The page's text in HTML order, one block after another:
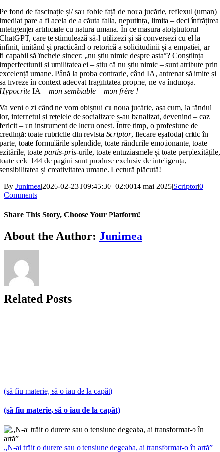
Pe fond de fascinație și/ sau fobie față de noua jucărie, reflexul (uman)
imediat pare a fi acela de a căuta falia, neputința, limita – deci înfrățirea
inteligenței artificiale cu natura umană. În ce măsură atotștiutorul
ChatGPT, care te stimulează să-l utilizezi și să conversezi cu el la
infinit, imitând și practicând o retorică a solicitudinii și a empatiei, ar
fi capabil să încheie sincer: „nu știu nimic despre asta”? Conștiința
imperfecțiunii și umilitatea ei – știu că nu știu nimic – sunt atribute prin
excelență umane. Până la proba contrarie, când IA, antrenat să imite și
să livreze în context adecvat fragilitatea proprie, ne va înduioșa.
HypocriteIA – mon semblable – mon frère !
Va veni o zi când ne vom obișnui cu noua jucărie, așa cum, la rândul
lor, internetul și rețelele de socializare s-au banalizat, devenind – caz
fericit – un instrument de lucru onest. Între timp, o profesiune de
credință: toate rubricile din revistaScriptor, fiecare eșafodaj critic în
parte, toate formulările splendide, toate rândurile emoționante, toate
ezitările, toatepartis-pris-urile, toate entuziasmele și toate perplexitățile,
toate cele 144 de pagini sunt produse exclusiv de inteligența,
sensibilitatea și creativitatea umane. Lectură plăcută!
By Junimea|2026-02-23T09:45:30+02:0014 mai 2025|Scriptor|0
Comments
Share This Story, Choose Your Platform!
Facebook
X
Bluesky
Reddit
LinkedIn
WhatsApp
Telegram
Tumblr
Xing
Email
Copy
Link
About the Author: Junimea
Related Posts
(să fiu materie, să o iau de la capăt)
(să fiu materie, să o iau de la capăt)
„N-ai trăit o durere sau o tensiune degeaba, ai transformat-o în artă”